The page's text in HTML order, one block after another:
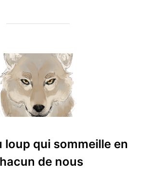
loup qui sommeille en
de nous